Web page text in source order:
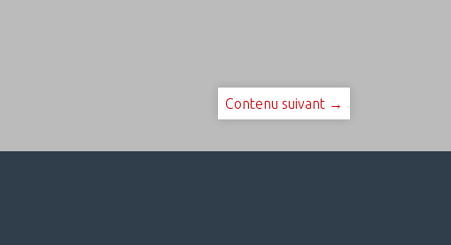
Contenu suivant →